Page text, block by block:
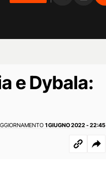
e Dybala:
1 GIUGNO 2022 - 22:45